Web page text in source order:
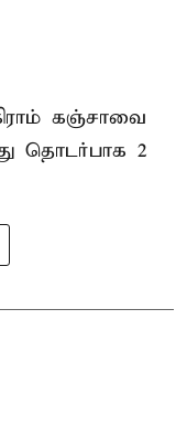
கஞ்சாவை
தொடர்பாக 2